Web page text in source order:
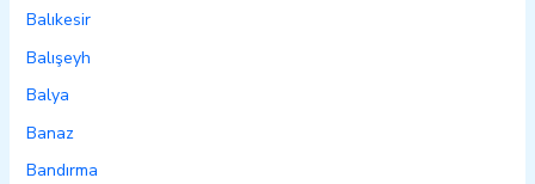
Balıkesir
Balışeyh
Balya
Banaz
Bandırma